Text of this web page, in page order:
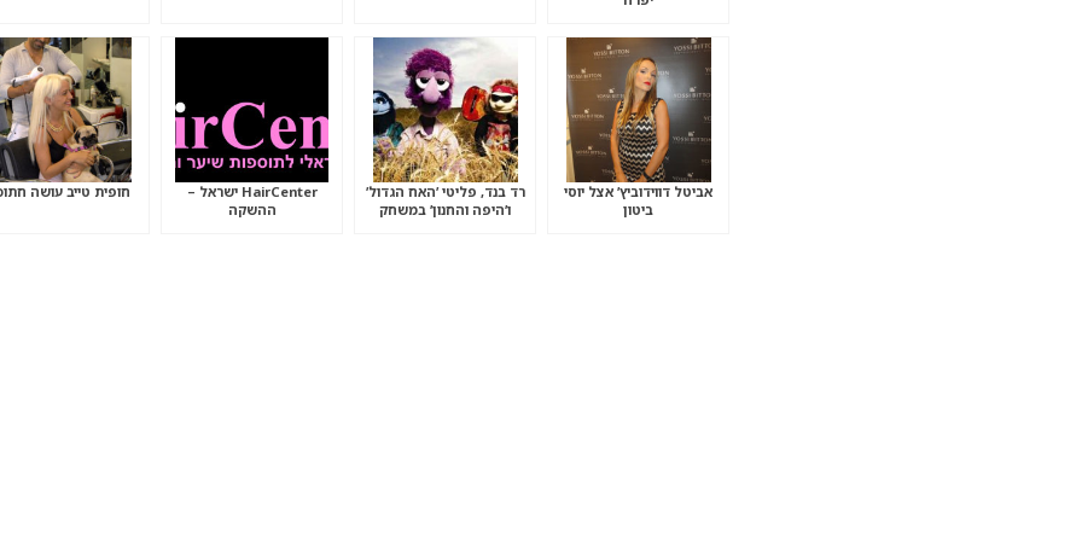
אביטל דווידוביץ’ אצל יוסי
ביטון
רד בנד, פליטי ’האח הגדול’
ו’היפה והחנון’ במשחק
HairCenter ישראל –
ההשקה
חופית טייב עושה